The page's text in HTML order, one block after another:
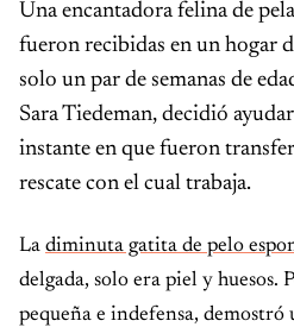
Una encantadora felina de
fueron recibidas en un hogar
solo un par de semanas de
Sara Tiedeman, decidió
instante en que fueron
rescate con el cual trabaja.
La diminuta gatita de pelo
delgada, solo era piel y huesos.
pequeña e indefensa,